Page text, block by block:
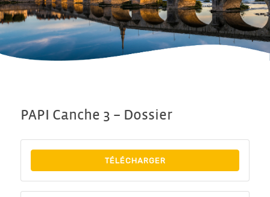
PAPI Canche 3 – Dossier
TÉLÉCHARGER